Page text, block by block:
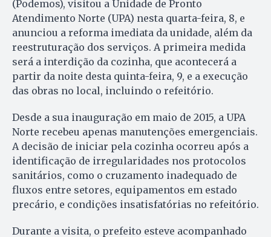
(Podemos), visitou a Unidade de Pronto
Atendimento Norte (UPA) nesta quarta-feira, 8, e
anunciou a reforma imediata da unidade, além da
reestruturação dos serviços. A primeira medida
será a interdição da cozinha, que acontecerá a
partir da noite desta quinta-feira, 9, e a execução
das obras no local, incluindo o refeitório.
Desde a sua inauguração em maio de 2015, a UPA
Norte recebeu apenas manutenções emergenciais.
A decisão de iniciar pela cozinha ocorreu após a
identificação de irregularidades nos protocolos
sanitários, como o cruzamento inadequado de
fluxos entre setores, equipamentos em estado
precário, e condições insatisfatórias no refeitório.
Durante a visita, o prefeito esteve acompanhado